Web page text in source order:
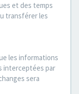
et des temps
transférer les
les informations
interceptées par
sera